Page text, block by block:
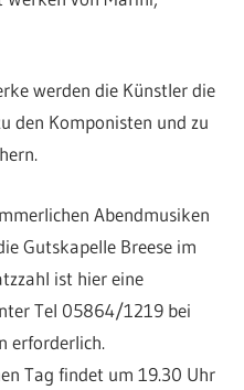
werden die Künstler die
den Komponisten und zu
Abendmusiken
Gutskapelle Breese im
ist hier eine
Tel 05864/1219 bei
erforderlich.
Tag findet um 19.30 Uhr